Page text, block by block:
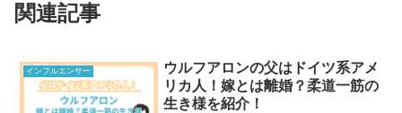
関連記事
インフルエンサー
ウルフアロンの父はドイツ系アメ
リカ人！嫁とは離婚？柔道一筋の
生き様を紹介！